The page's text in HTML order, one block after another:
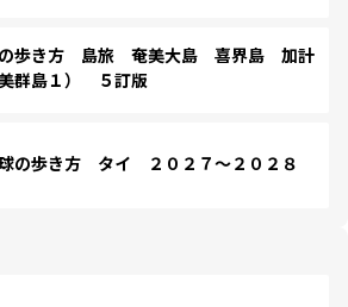
歩き方 島旅 奄美大島 喜界島 加計
群島１） ５訂版
の歩き方 タイ ２０２７～２０２８